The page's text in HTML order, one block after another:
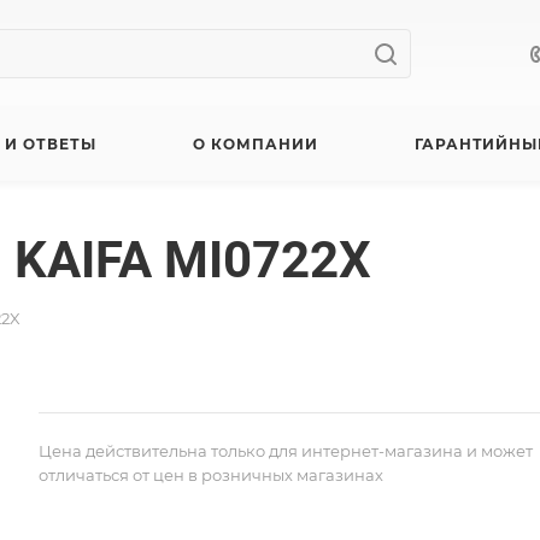
ОТВЕТЫ О КОМПАНИИ
MI0722X
Цена действительна только для интернет-магазина и может
отличаться от цен в розничных магазинах